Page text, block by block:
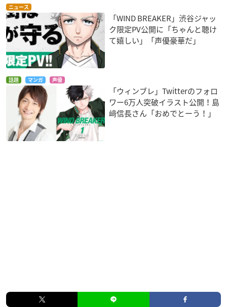
ニュース
「WIND BREAKER」渋谷ジャッ
ク限定PV公開に「ちゃんと聴け
て嬉しい」「声優豪華だ」
話題 マンガ 声優
「ウィンブレ」Twitterのフォロ
ワー6万人突破イラスト公開！島
﨑信長さん「おめでとーう！」